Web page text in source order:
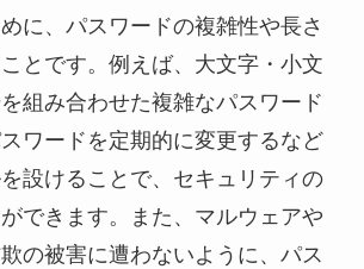
に、パスワードの複雑性や長さ
とです。例えば、大文字・小文
組み合わせた複雑なパスワード
ワードを定期的に変更するなど
設けることで、セキュリティの
できます。また、マルウェアや
の被害に遭わないように、パス